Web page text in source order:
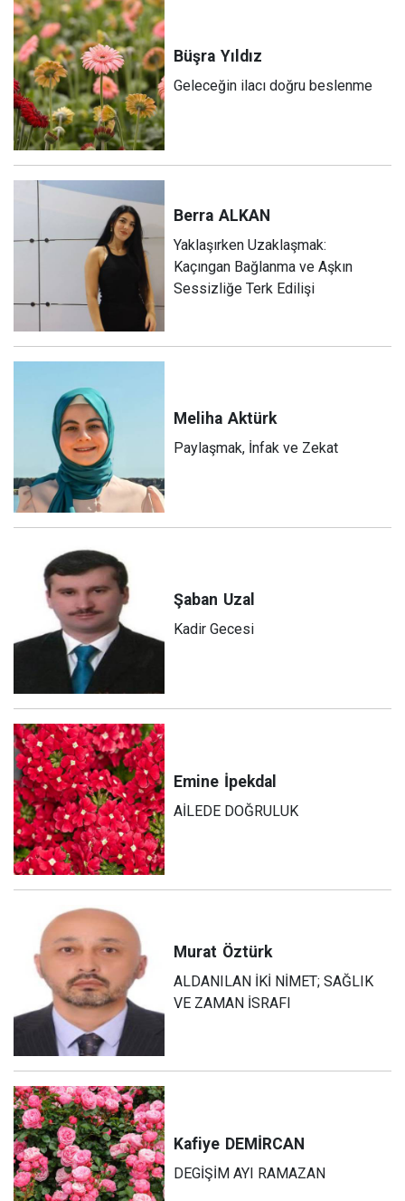
Büşra Yıldız
Geleceğin ilacı doğru beslenme
Berra ALKAN
Yaklaşırken Uzaklaşmak:
Kaçıngan Bağlanma ve Aşkın
Sessizliğe Terk Edilişi
Meliha Aktürk
Paylaşmak, İnfak ve Zekat
Şaban Uzal
Kadir Gecesi
Emine İpekdal
AİLEDE DOĞRULUK
Murat Öztürk
ALDANILAN İKİ NİMET; SAĞLIK
VE ZAMAN İSRAFI
Kafiye DEMİRCAN
DEGİŞİM AYI RAMAZAN